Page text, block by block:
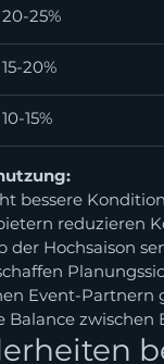
20-25%
15-20%
10-15%
bessere
reduzieren
Hochsaison
Event-Partnern
Balance